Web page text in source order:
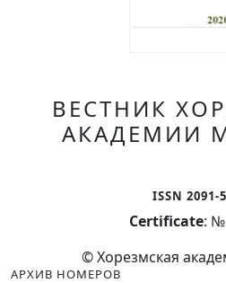
ВЕСТНИК
АКАДЕМИИ
ISSN 2091-
Certificate: №
© Хорезмская
АРХИВ НОМЕРОВ